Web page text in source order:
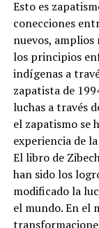
Esto es
conecciones
nuevos,
los principios
indígenas a
zapatista de
luchas a través
el zapatismo se
experiencia de
El libro de
han sido los
modificado la
el mundo. En el